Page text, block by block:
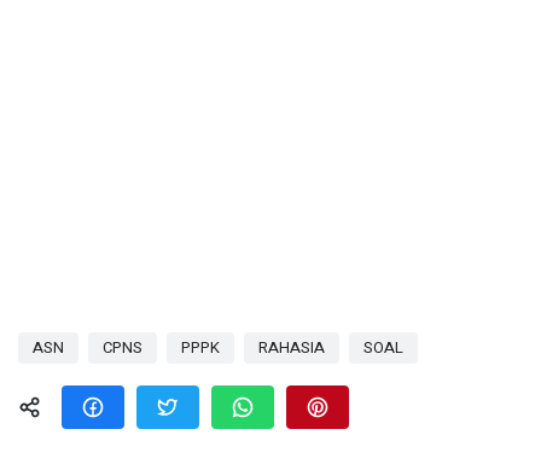
ASN CPNS PPPK RAHASIA SOAL